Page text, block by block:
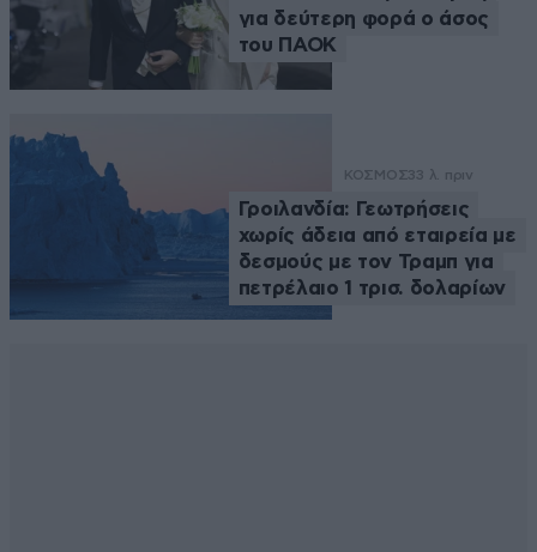
για δεύτερη φορά ο άσος
του ΠΑΟΚ
ΚΟΣΜΟΣ33 λ. πριν
Γροιλανδία: Γεωτρήσεις
χωρίς άδεια από εταιρεία με
δεσμούς με τον Τραμπ για
πετρέλαιο 1 τρισ. δολαρίων